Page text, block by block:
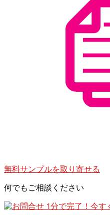
無料サンプルを取り寄せる
何でもご相談ください
1分で完了！今す